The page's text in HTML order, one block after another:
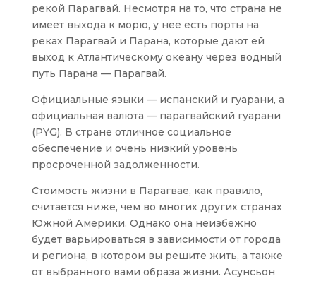
рекой Парагвай. Несмотря на то, что страна не
имеет выхода к морю, у нее есть порты на
реках Парагвай и Парана, которые дают ей
выход к Атлантическому океану через водный
путь Парана — Парагвай.
Официальные языки — испанский и гуарани, а
официальная валюта — парагвайский гуарани
(PYG). В стране отличное социальное
обеспечение и очень низкий уровень
просроченной задолженности.
Стоимость жизни в Парагвае, как правило,
считается ниже, чем во многих других странах
Южной Америки. Однако она неизбежно
будет варьироваться в зависимости от города
и региона, в котором вы решите жить, а также
от выбранного вами образа жизни. Асунсьон